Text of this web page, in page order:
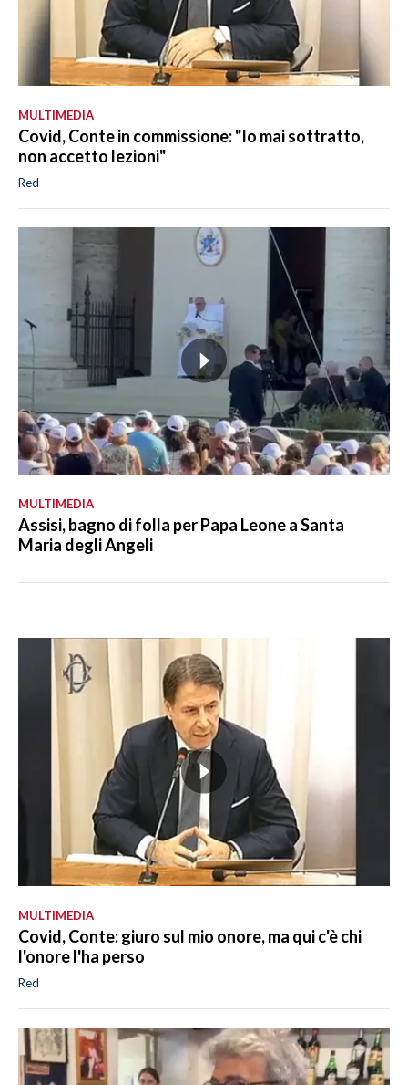
MULTIMEDIA
Covid, Conte in commissione: "Io mai sottratto,
non accetto lezioni"
Red
MULTIMEDIA
Assisi, bagno di folla per Papa Leone a Santa
Maria degli Angeli
MULTIMEDIA
Covid, Conte: giuro sul mio onore, ma qui c'è chi
l'onore l'ha perso
Red